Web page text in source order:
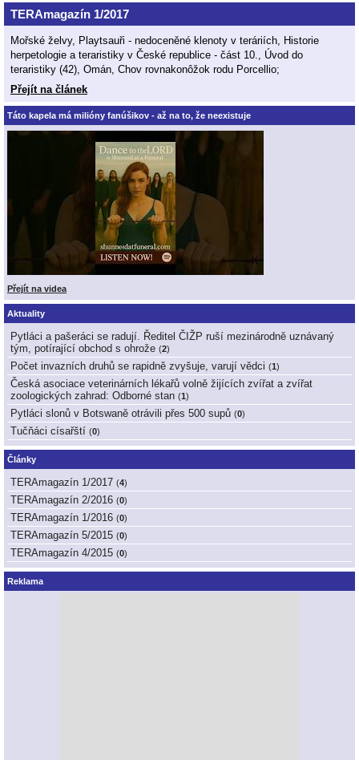
TERAmagazín 1/2017
Mořské želvy, Playtsauři - nedoceněné klenoty v teráriích, Historie
herpetologie a teraristiky v České republice - část 10., Úvod do
teraristiky (42), Omán, Chov rovnakonôžok rodu Porcellio;
Přejít na článek
Táto kapela má milióny fanúšikov - až na to, že neexistuje
Přejít na videa
Aktuality
Pytláci a pašeráci se radují. Ředitel ČIŽP ruší mezinárodně uznávaný
tým, potírající obchod s ohrože (2)
Počet invazních druhů se rapidně zvyšuje, varují vědci (1 )
Česká asociace veterinárních lékařů volně žijících zvířat a zvířat
zoologických zahrad: Odborné stan (1 )
Pytláci slonů v Botswaně otrávili přes 500 supů (0)
Tučňáci císařští (0)
Články
TERAmagazín 1/2017 (4)
TERAmagazín 2/2016 (0)
TERAmagazín 1/2016 (0)
TERAmagazín 5/2015 (0)
TERAmagazín 4/2015 (0)
Reklama